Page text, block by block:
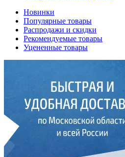
Новинки
Популярные товары
Распродажи и скидки
Рекомендуемые товары
Уцененные товары